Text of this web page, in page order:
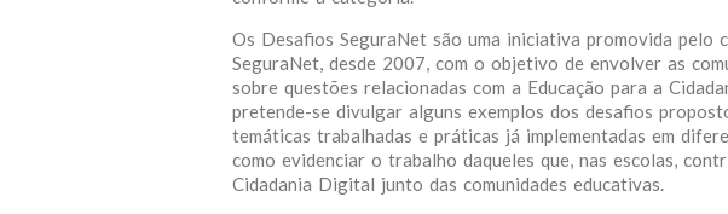
Os Desafios SeguraNet são uma iniciativa promovida pelo
SeguraNet, desde 2007, com o objetivo de envolver as
sobre questões relacionadas com a Educação para a
pretende-se divulgar alguns exemplos dos desafios
temáticas trabalhadas e práticas já implementadas em
como evidenciar o trabalho daqueles que, nas escolas,
Cidadania Digital junto das comunidades educativas.